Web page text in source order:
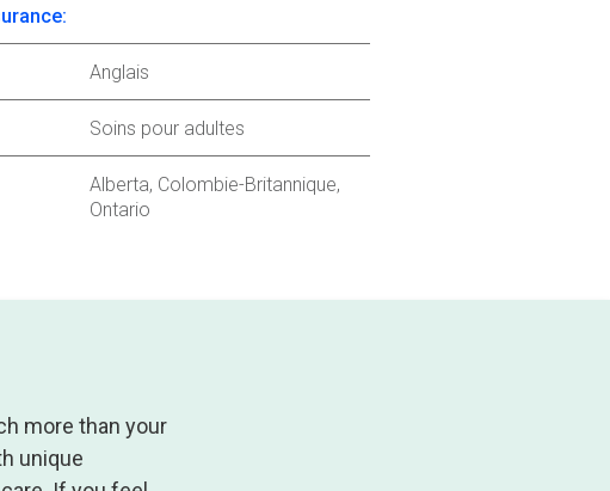
Anglais
Soins pour adultes
Alberta, Colombie-Britannique,
Ontario
more than your
unique